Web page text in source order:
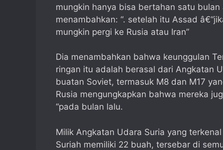
mungkin hanya bisa bertahan satu
menambahkan: “. setelah itu Assad
mungkin pergi ke Rusia atau Iran”
Dia menambahkan bahwa keunggulan
ringan itu adalah berasal dari Angkatan
buatan Soviet, termasuk M8 dan M17
Rusia mengungkapkan bahwa mereka
“pada bulan lalu.
Milik Angkatan Udara Suria yang
Suriah memiliki 22 buah, tersebar di